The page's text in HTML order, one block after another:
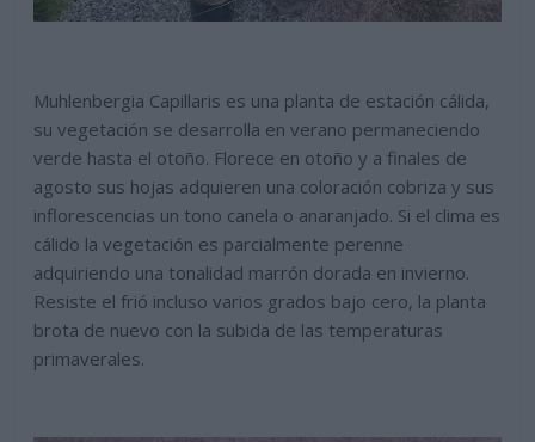
Muhlenbergia Capillaris es una planta de estación cálida,
su vegetación se desarrolla en verano permaneciendo
verde hasta el otoño. Florece en otoño y a finales de
agosto sus hojas adquieren una coloración cobriza y sus
inflorescencias un tono canela o anaranjado. Si el clima es
cálido la vegetación es parcialmente perenne
adquiriendo una tonalidad marrón dorada en invierno.
Resiste el frió incluso varios grados bajo cero, la planta
brota de nuevo con la subida de las temperaturas
primaverales.